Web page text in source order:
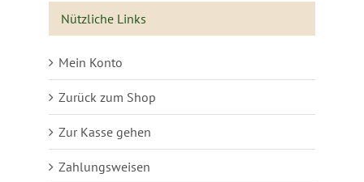
Nützliche Links
Mein Konto
Zurück zum Shop
Zur Kasse gehen
Zahlungsweisen